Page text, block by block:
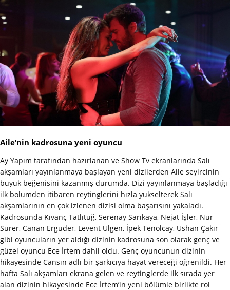
Aile’nin kadrosuna yeni oyuncu
Ay Yapım tarafından hazırlanan ve Show Tv ekranlarında Salı
akşamları yayınlanmaya başlayan yeni dizilerden Aile seyircinin
büyük beğenisini kazanmış durumda. Dizi yayınlanmaya başladığı
ilk bölümden itibaren reytinglerini hızla yükselterek Salı
akşamlarının en çok izlenen dizisi olma başarısını yakaladı.
Kadrosunda Kıvanç Tatlıtuğ, Serenay Sarıkaya, Nejat İşler, Nur
Sürer, Canan Ergüder, Levent Ülgen, İpek Tenolcay, Ushan Çakır
gibi oyuncuların yer aldığı dizinin kadrosuna son olarak genç ve
güzel oyuncu Ece İrtem dahil oldu. Genç oyuncunun dizinin
hikayesinde Cansın adlı bir şarkıcıya hayat vereceği öğrenildi. Her
hafta Salı akşamları ekrana gelen ve reytinglerde ilk sırada yer
alan dizinin hikayesinde Ece İrtem’in yeni bölümle birlikte rol